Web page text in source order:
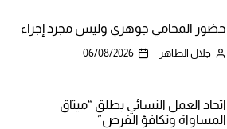
حضور المحامي جوهري وليس مجرد إجراء
جلال الطاهر 06/08/2026
اتحاد العمل النسائي يطلق “ميثاق
المساواة وتكافؤ الفرص”